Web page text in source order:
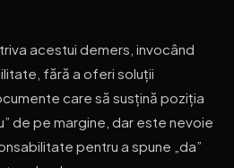
acestui demers, invocând
fără a oferi soluții
care să susțină poziția
de pe margine, dar este nevoie
pentru a spune „da”